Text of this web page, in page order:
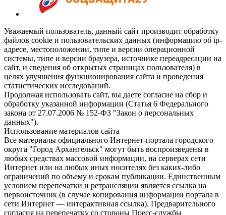
Уважаемый пользователь, данный сайт производит обработку
файлов cookie и пользовательских данных (информацию об ip-
адресе, местоположении, типе и версии операционной
системы, типе и версии браузера, источнике переадресации на
сайт, и сведения об открытых страницах пользователя) в
целях улучшения функционирования сайта и проведения
статистических исследований.
Продолжая использовать сайт, вы даете согласие на сбор и
обработку указанной информации (Статья 6 Федерального
закона от 27.07.2006 № 152-ФЗ "Закон о персональных
данных").
Использование материалов сайта
Все материалы официального Интернет-портала городского
округа "Город Архангельск" могут быть воспроизведены в
любых средствах массовой информации, на серверах сети
Интернет или на любых иных носителях без каких-либо
ограничений по объему и срокам публикации. Единственным
условием перепечатки и ретрансляции является ссылка на
первоисточник (в случае копирования информации портала в
сети Интернет — интерактивная ссылка). Предварительного
согласия на перепечатку со стороны Пресс-службы